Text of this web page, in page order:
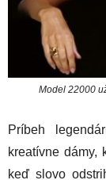
Model 22000
Príbeh
kreatívne dámy,
keď slovo